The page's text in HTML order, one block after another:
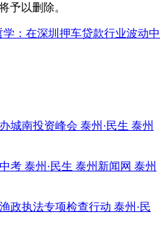
予以删除。
学：在深圳押车贷款行业波动中
城南投资峰会 泰州·民生 泰州
考 泰州·民生 泰州新闻网 泰州
政执法专项检查行动 泰州·民